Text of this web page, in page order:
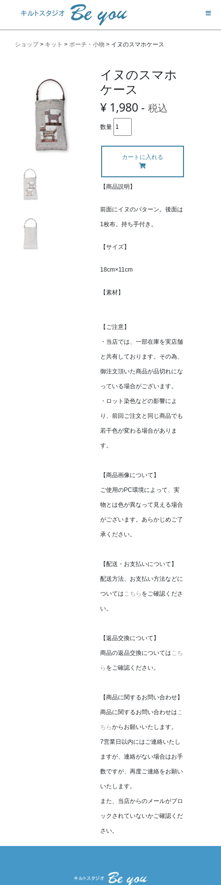
ショップ> キット > ポーチ・小物 > イヌのスマホケース
イヌのスマホ
ケース
¥ 1,980 - 税込
数量
【商品説明】
前面にイヌのパターン。後面は
1枚布。持ち手付き。
【サイズ】
18cm×11cm
【素材】
【ご注意】
・当店では、一部在庫を実店舗
と共有しております。その為、
御注文頂いた商品が品切れにな
っている場合がございます。
・ロット染色などの影響によ
り、前回ご注文と同じ商品でも
若干色が変わる場合がありま
す。
【商品画像について】
ご使用のPC環境によって、実
物とは色が異なって見える場合
がございます。あらかじめご了
承ください。
【配送・お支払いについて】
配送方法、お支払い方法などに
ついてはこちら をご確認くださ
い。
【返品交換について】
商品の返品交換についてはこち
ら をご確認ください。
【商品に関するお問い合わせ】
商品に関するお問い合わせはこ
ちらからお願いいたします。
7営業日以内にはご連絡いたし
ますが、連絡がない場合はお手
数ですが、再度ご連絡をお願い
いたします。
また、当店からのメールがブロ
ックされていないかご確認くだ
さい。